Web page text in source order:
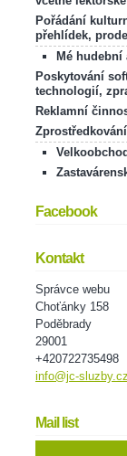
Pořádání
přehlídek,
Mé hudební
Poskytování
technologií,
Reklamní
Facebook
Kontakt
Správce webu
Choťánky 158
Poděbrady
29001
+420722735498
info@jc-sluzby.cz
Mail list